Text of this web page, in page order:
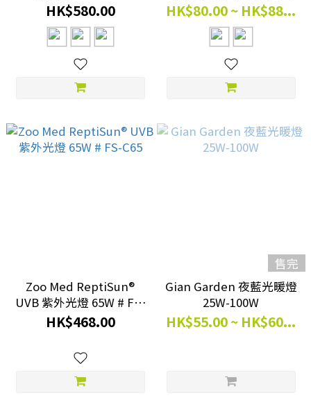
HK$580.00 HK$80.00 ~ HK$88...
Zoo Med ReptiSun®
UVB 紫外光燈 65W # FS-
C65
HK$468.00
售完
Gian Garden 夜藍光暖燈
25W-100W
HK$55.00 ~ HK$60...